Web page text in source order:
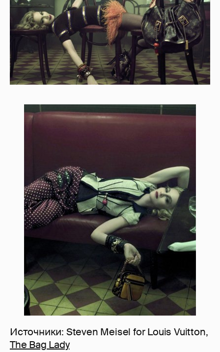
Источники: Steven Meisel for Louis Vuitton,
The Bag Lady